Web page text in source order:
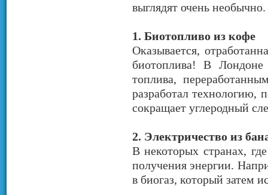
выглядят очень необычно.
1. Биотопливо из кофе
Оказывается,
биотоплива! В Лондоне
топлива,
разработал
сокращает углеродный
2. Электричество из
В некоторых странах,
получения энергии.
в биогаз, который затем